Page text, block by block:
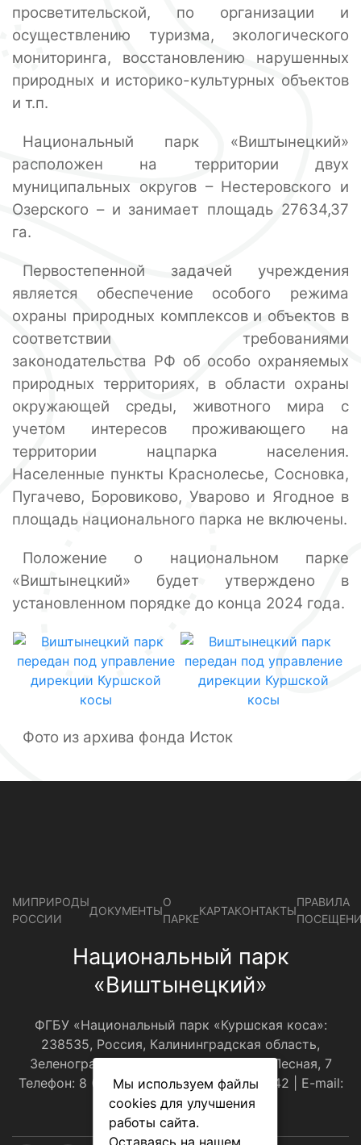
просветительской, по организации и
осуществлению туризма, экологического
мониторинга, восстановлению нарушенных
природных и историко-культурных объектов
и т.п.
Национальный парк «Виштынецкий»
расположен на территории двух
муниципальных округов – Нестеровского и
Озерского – и занимает площадь 27634,37
га.
Первостепенной задачей учреждения
является обеспечение особого режима
охраны природных комплексов и объектов в
соответствии требованиями
законодательства РФ об особо охраняемых
природных территориях, в области охраны
окружающей среды, животного мира с
учетом интересов проживающего на
территории нацпарка населения.
Населенные пункты Краснолесье, Сосновка,
Пугачево, Боровиково, Уварово и Ягодное в
площадь национального парка не включены.
Положение о национальном парке
«Виштынецкий» будет утверждено в
установленном порядке до конца 2024 года.
Фото из архива фонда Исток
МИПРИРОДЫ
РОССИИ
ДОКУМЕНТЫ
О
ПАРКЕ
КАРТАКОНТАКТЫ
ПРАВИЛА
Национальный парк
«Виштынецкий»
ФГБУ «Национальный парк «Куршская коса»:
238535, Россия, Калининградская область,
Зеленоградский р-н, пос.Рыбачий, ул.Лесная, 7
Телефон: 8 (4012) 310001, 8(921)108-30-42 | E-mail:
оﬃce@park-kosa.ru
Мы используем файлы
cookies для улучшения
работы сайта.
Оставаясь на нашем